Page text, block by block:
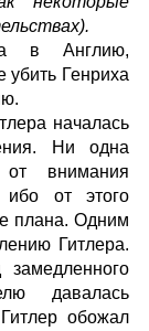
в Англию,
убить Генриха
началась
Ни одна
внимания
ибо от этого
плана. Одним
Гитлера.
давалась
обожал